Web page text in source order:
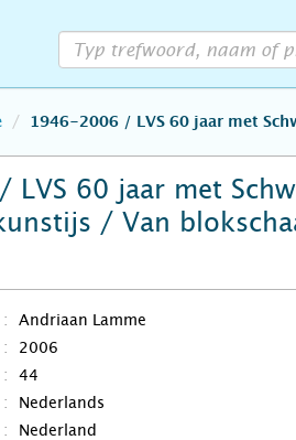
1946-2006 / LVS 60 jaar met
LVS 60 jaar met
/ Van
Andriaan Lamme
2006
44
Nederlands
Nederland